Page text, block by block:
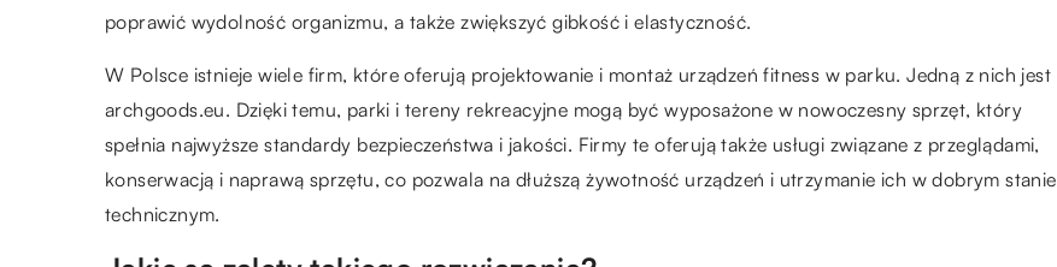
poprawić wydolność organizmu, a także zwiększyć gibkość i elastyczność.
W Polsce istnieje wiele firm, które oferują projektowanie i montaż urządzeń fitness w parku. Jedną z nich jest
archgoods.eu. Dzięki temu, parki i tereny rekreacyjne mogą być wyposażone w nowoczesny sprzęt, który
spełnia najwyższe standardy bezpieczeństwa i jakości. Firmy te oferują także usługi związane z przeglądami,
konserwacją i naprawą sprzętu, co pozwala na dłuższą żywotność urządzeń i utrzymanie ich w dobrym stanie
technicznym.